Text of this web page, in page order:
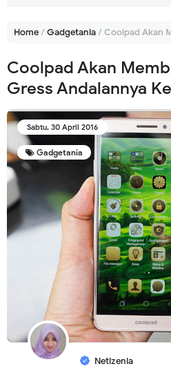
Home/Gadgetania/Coolpad Akan
Coolpad Akan
Gress Andalannya
Netizenia
Sabtu, 30 April 2016
Gadgetania